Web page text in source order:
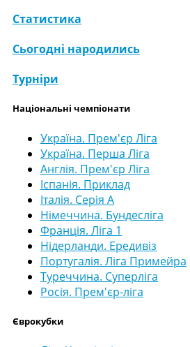
Статистика
Сьогодні народились
Турніри
Національні чемпіонати
Україна. Прем'єр Ліга
Україна. Перша Ліга
Англія. Прем'єр Ліга
Іспанія. Приклад
Італія. Серія А
Німеччина. Бундесліга
Франція. Ліга 1
Нідерланди. Ередивіз
Португалія. Ліга Примейра
Туреччина. Суперліга
Росія. Прем'єр-ліга
Єврокубки